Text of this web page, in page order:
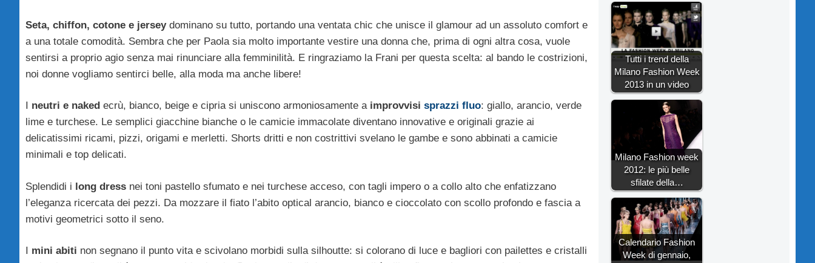
Seta, chiffon, cotone e jerseydominano su tutto, portando una ventata chic che unisce il glamour ad un assoluto comfort e
a una totale comodità. Sembra che per Paola sia molto importante vestire una donna che, prima di ogni altra cosa, vuole
sentirsi a proprio agio senza mai rinunciare alla femminilità. E ringraziamo la Frani per questa scelta: al bando le costrizioni,
noi donne vogliamo sentirci belle, alla moda ma anche libere!
neutri e naked ecrù, bianco, beige e cipria si uniscono armoniosamente aimprovvisi sprazzi fluo: giallo, arancio, verde
lime e turchese. Le semplici giacchine bianche o le camicie immacolate diventano innovative e originali grazie ai
delicatissimi ricami, pizzi, origami e merletti. Shorts dritti e non costrittivi svelano le gambe e sono abbinati a camicie
minimali e top delicati.
Splendidi i long dress nei toni pastello sfumato e nei turchese acceso, con tagli impero o a collo alto che enfatizzano
l’eleganza ricercata dei pezzi. Da mozzare il fiato l’abito optical arancio, bianco e cioccolato con scollo profondo e fascia a
motivi geometrici sotto il seno.
mini abiti non segnano il punto vita e scivolano morbidi sulla silhoutte: si colorano di luce e bagliori con pailettes e cristalli
Tutti i trend della
Milano Fashion Week
2013 in un video
Milano Fashion week
2012: le più belle
sfilate della…
Calendario Fashion
Week di gennaio,